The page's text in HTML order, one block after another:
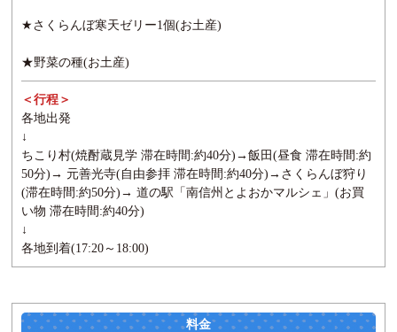
★さくらんぼ寒天ゼリー1個(お土産)
★野菜の種(お土産)
＜行程＞
各地出発
↓
ちこり村(焼酎蔵見学 滞在時間:約40分)→飯田(昼食 滞在時間:約
50分)→ 元善光寺(自由参拝 滞在時間:約40分)→さくらんぼ狩り
(滞在時間:約50分)→ 道の駅「南信州とよおかマルシェ」(お買
い物 滞在時間:約40分)
↓
各地到着(17:20～18:00)
料金